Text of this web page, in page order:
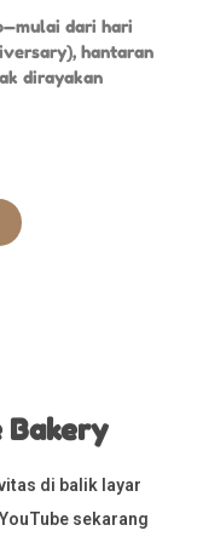
dari hari
hantaran
dirayakan
Bakery
di balik layar
sekarang